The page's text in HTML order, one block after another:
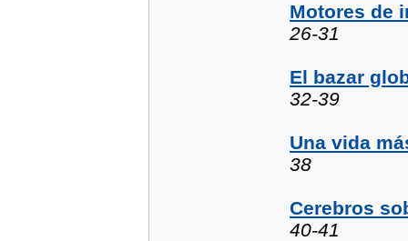
Motores de
26-31
El bazar
32-39
Una vida
38
Cerebros
40-41